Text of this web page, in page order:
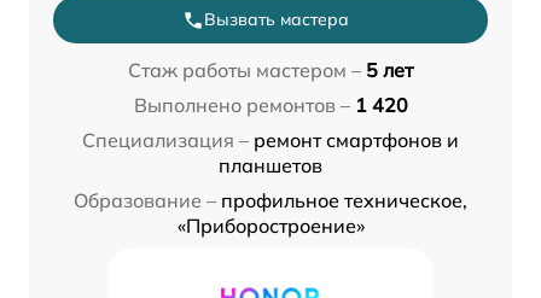
Вызвать мастера
Стаж работы мастером – 5 лет
Выполнено ремонтов – 1 420
Специализация – ремонт смартфонов и
планшетов
Образование – профильное техническое,
«Приборостроение»